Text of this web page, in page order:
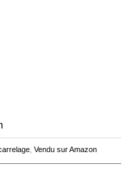
Vendu sur Amazon